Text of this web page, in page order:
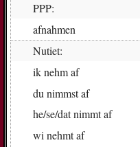
PPP:
af­nah­men
Nutiet:
iknehm af
du nimm­st af
he/se/datnimm­t af
wi nehmt af